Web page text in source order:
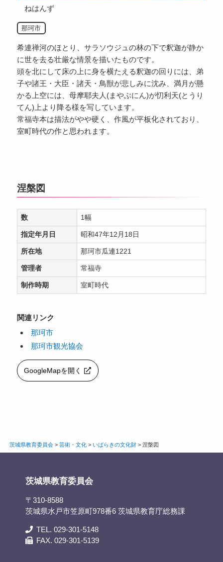
ねはんず
那珂市
希連禅河のほとり、サラソウジュの林の下で釈迦が静か
に世を去る壮厳な情景を描いたものです。
頭を北にして床の上に身を横たえる釈迦の回りには、弟
子や諸王・大臣・諸天・鳥獣が悲しみに沈み、満月が懸
かる上空には、母摩耶夫人(まやぶにん)が忉利天(とうり
てん)上より降る様を写しています。
常福寺本は描法がやや硬く、作風が平板化されており、
室町時代の作と思われます。
涅槃図
数 1幅
指定年月日 昭和47年12月18日
所在地 那珂市瓜連1221
管理者 常福寺
制作時期 室町時代
関連リンク
那珂市
那珂市観光協会
GoogleMapを開く
茨城県教育委員会> 芸術・文化> いばらきの文化財> 涅槃図
茨城県教育委員会
〒310-8588
茨城県水戸市笠原町978番6 茨城県教育庁総務課
TEL. 029-301-5148
FAX. 029-301-5139